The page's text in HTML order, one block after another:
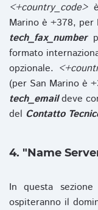
<+country_code>è
Marino è +378, per
tech_fax_number
formato
opzionale.
(per San Marino è
tech_emaildeve
del Contatto
4. "Name
In questa
ospiteranno il